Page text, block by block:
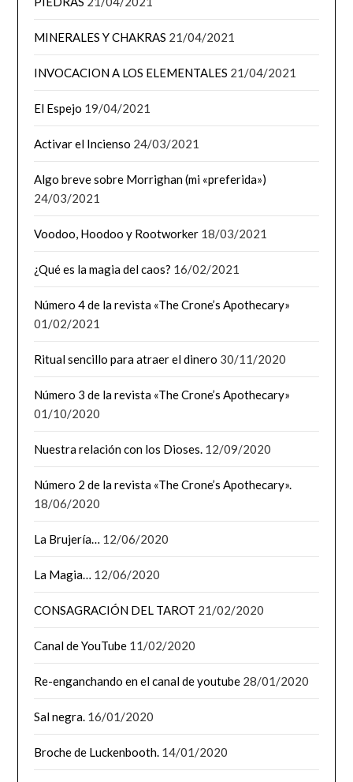
MINERALES Y CHAKRAS 21/04/2021
INVOCACION A LOS ELEMENTALES 21/04/2021
El Espejo 19/04/2021
Activar el Incienso 24/03/2021
Algo breve sobre Morrighan (mi «preferida»)
24/03/2021
Voodoo, Hoodoo y Rootworker 18/03/2021
¿Qué es la magia del caos? 16/02/2021
Número 4 de la revista «The Crone’s Apothecary»
01/02/2021
Ritual sencillo para atraer el dinero 30/11/2020
Número 3 de la revista «The Crone’s Apothecary»
01/10/2020
Nuestra relación con los Dioses. 12/09/2020
Número 2 de la revista «The Crone’s Apothecary».
18/06/2020
La Brujería… 12/06/2020
La Magia… 12/06/2020
CONSAGRACIÓN DEL TAROT 21/02/2020
Canal de YouTube 11/02/2020
Re-enganchando en el canal de youtube 28/01/2020
Sal negra. 16/01/2020
Broche de Luckenbooth. 14/01/2020